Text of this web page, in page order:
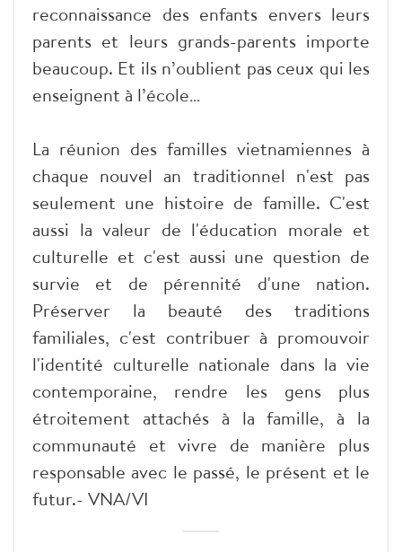
reconnaissance des enfants envers leurs
parents et leurs grands-parents importe
beaucoup. Et ils n’oublient pas ceux qui les
enseignent à l’école…
La réunion des familles vietnamiennes à
chaque nouvel an traditionnel n'est pas
seulement une histoire de famille. C'est
aussi la valeur de l'éducation morale et
culturelle et c'est aussi une question de
survie et de pérennité d'une nation.
Préserver la beauté des traditions
familiales, c'est contribuer à promouvoir
l'identité culturelle nationale dans la vie
contemporaine, rendre les gens plus
étroitement attachés à la famille, à la
communauté et vivre de manière plus
responsable avec le passé, le présent et le
futur.- VNA/VI